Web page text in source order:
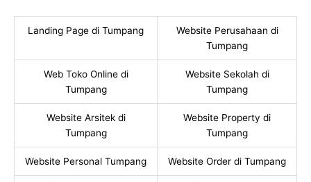
Landing Page di Tumpang
Website Perusahaan di
Tumpang
Web Toko Online di
Tumpang
Website Sekolah di
Tumpang
Website Arsitek di
Tumpang
Website Property di
Tumpang
Website Personal Tumpang Website Order di Tumpang